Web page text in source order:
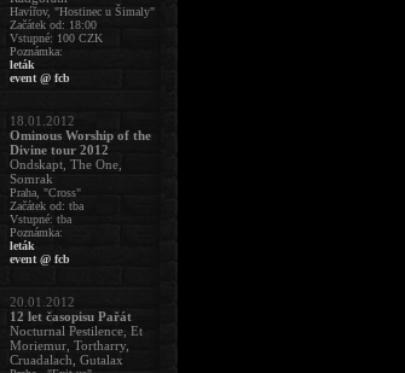
Havířov, "Hostinec u Šimaly"
Začátek od: 18:00
Vstupné: 100 CZK
Poznámka:
leták
event @ fcb
18.01.2012
Ominous Worship of the
Divine tour 2012
Ondskapt, The One,
Somrak
Praha, "Cross"
Začátek od: tba
Vstupné: tba
Poznámka:
leták
event @ fcb
20.01.2012
12 let časopisu Pařát
Nocturnal Pestilence, Et
Moriemur, Tortharry,
Cruadalach, Gutalax